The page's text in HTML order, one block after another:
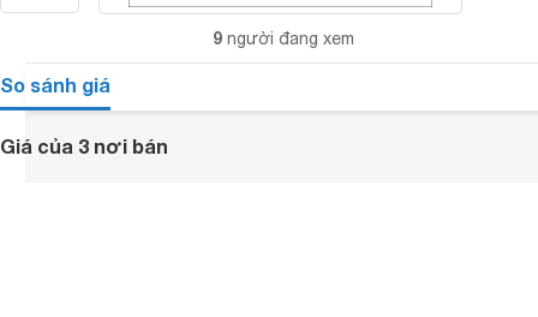
9 người đang xem
So sánh giá
Giá của 3 nơi bán